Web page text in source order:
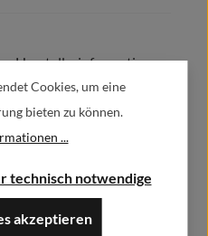
Herstellerinformationen:
Alfa GmbH / Alfashirt
Weisweilerstr.20-22
Cookies, um eine
bieten zu können.
...
technisch notwendige
akzeptieren